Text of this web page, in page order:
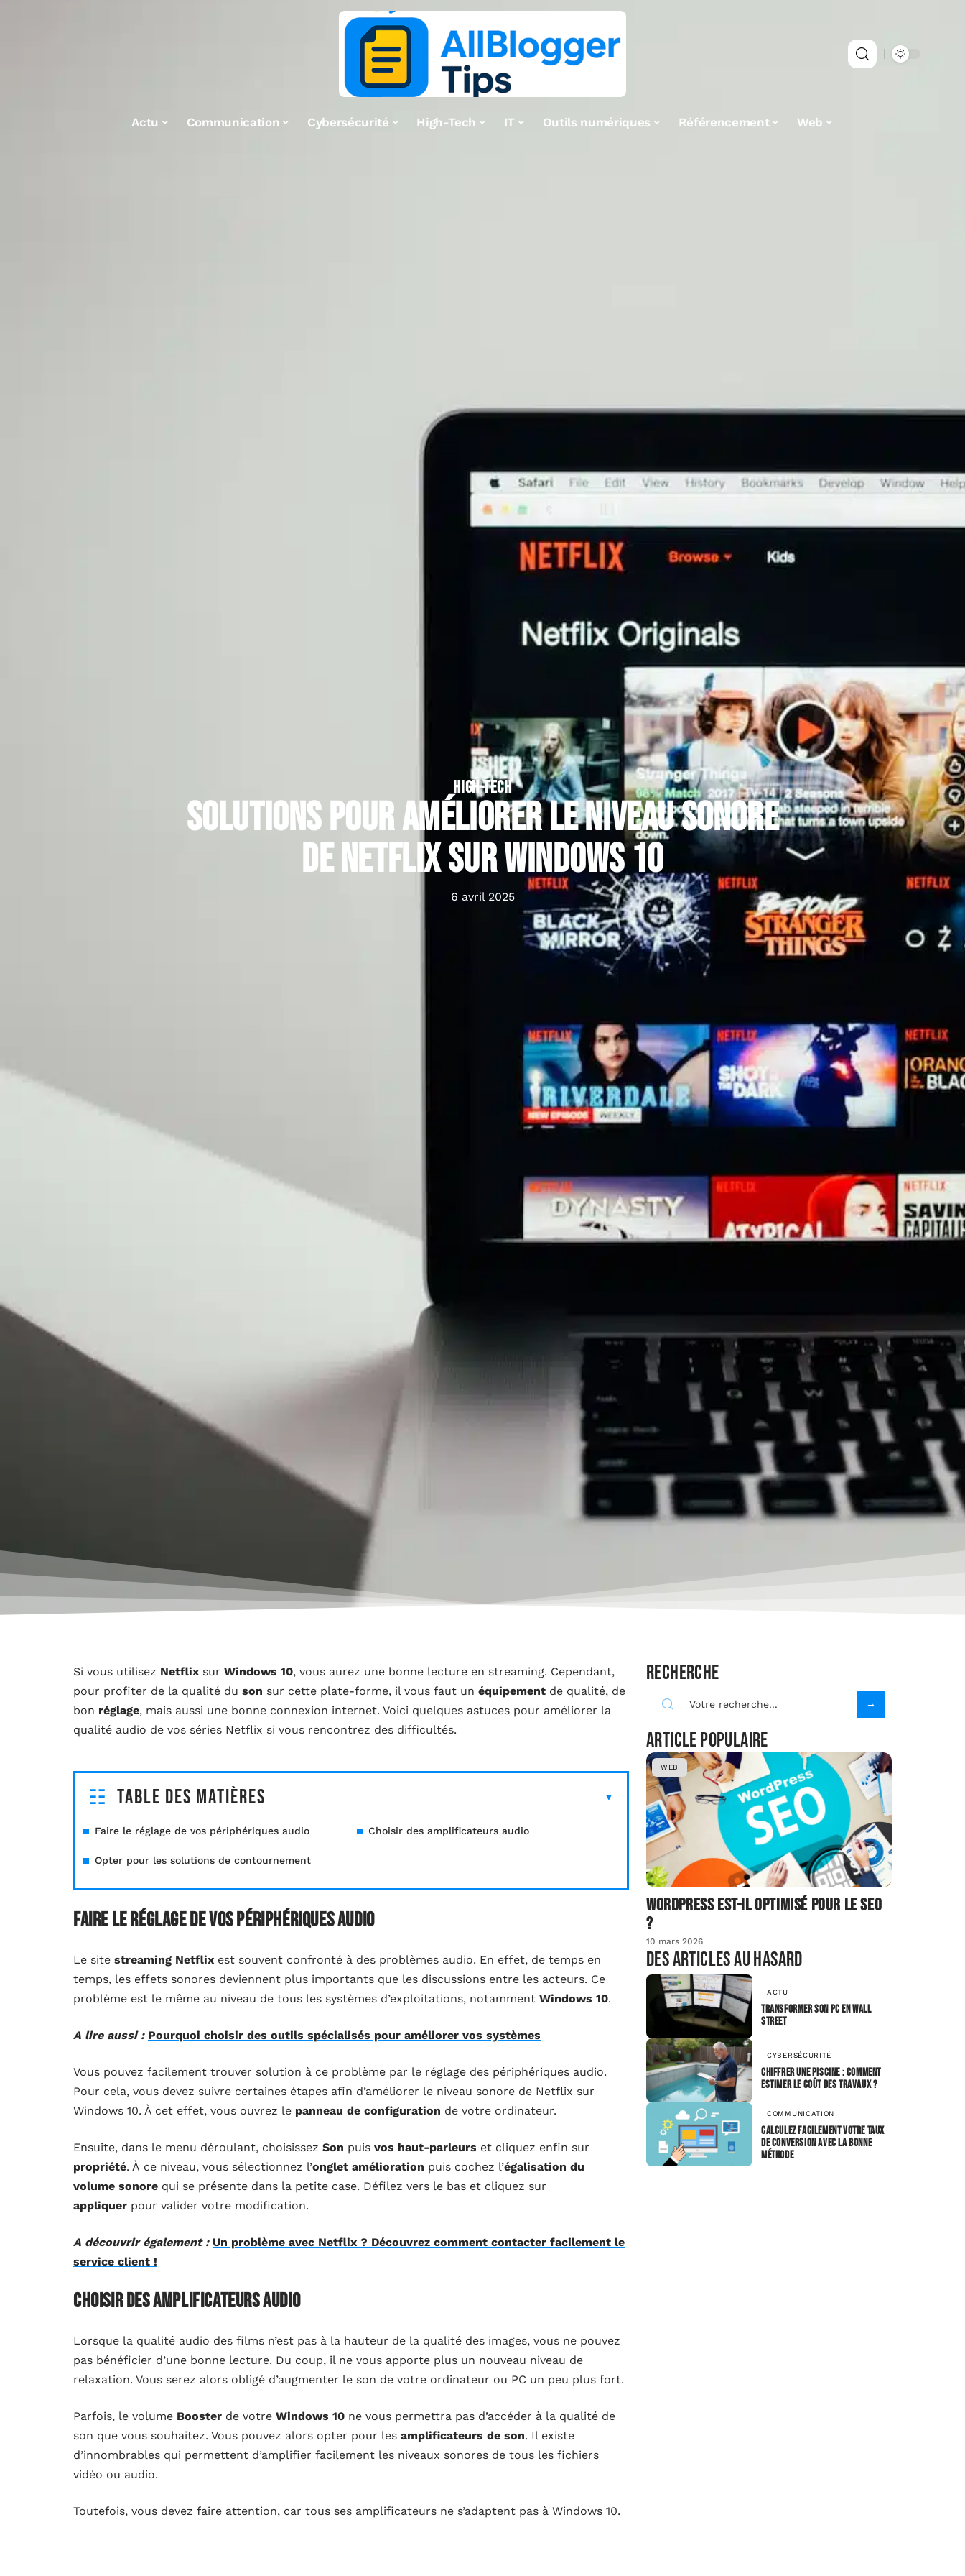
Actu Communication Cybersécurité High-Tech IT Outils numériques Référencement Web
HIGH-TECH
Solutions pour améliorer le niveau sonore
de Netflix sur Windows 10
6 avril 2025
Si vous utilisez Netflix sur Windows 10, vous aurez une bonne lecture en streaming. Cependant,
pour profiter de la qualité du son sur cette plate-forme, il vous faut un équipement de qualité, de
bon réglage, mais aussi une bonne connexion internet. Voici quelques astuces pour améliorer la
qualité audio de vos séries Netflix si vous rencontrez des difficultés.
Table des matières
Faire le réglage de vos périphériques audio Choisir des amplificateurs audio
Opter pour les solutions de contournement
Faire le réglage de vos périphériques audio
Le site streaming Netflix est souvent confronté à des problèmes audio. En effet, de temps en
temps, les effets sonores deviennent plus importants que les discussions entre les acteurs. Ce
problème est le même au niveau de tous les systèmes d’exploitations, notamment Windows 10.
A lire aussi : Pourquoi choisir des outils spécialisés pour améliorer vos systèmes
Vous pouvez facilement trouver solution à ce problème par le réglage des périphériques audio.
Pour cela, vous devez suivre certaines étapes afin d’améliorer le niveau sonore de Netflix sur
Windows 10. À cet effet, vous ouvrez le panneau de configuration de votre ordinateur.
Ensuite, dans le menu déroulant, choisissez Son puis vos haut-parleurs et cliquez enfin sur
propriété. À ce niveau, vous sélectionnez l’onglet amélioration puis cochez l’égalisation du
volume sonore qui se présente dans la petite case. Défilez vers le bas et cliquez sur
appliquer pour valider votre modification.
A découvrir également : Un problème avec Netflix ? Découvrez comment contacter facilement le
service client !
Choisir des amplificateurs audio
Lorsque la qualité audio des films n’est pas à la hauteur de la qualité des images, vous ne pouvez
pas bénéficier d’une bonne lecture. Du coup, il ne vous apporte plus un nouveau niveau de
relaxation. Vous serez alors obligé d’augmenter le son de votre ordinateur ou PC un peu plus fort.
Parfois, le volume Booster de votre Windows 10 ne vous permettra pas d’accéder à la qualité de
son que vous souhaitez. Vous pouvez alors opter pour les amplificateurs de son. Il existe
d’innombrables qui permettent d’amplifier facilement les niveaux sonores de tous les fichiers
vidéo ou audio.
Toutefois, vous devez faire attention, car tous ses amplificateurs ne s’adaptent pas à Windows 10.
Recherche
Article populaire
WEB
Wordpress est-il optimisé pour le SEO
?
10 mars 2026
Des articles au hasard
ACTU
Transformer son PC en Wall
Street
CYBERSÉCURITÉ
Chiffrer une piscine : comment
estimer le coût des travaux ?
COMMUNICATION
Calculez facilement votre taux
de conversion avec la bonne
méthode